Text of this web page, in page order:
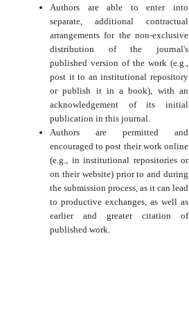
Authors are able to enter into
separate, additional contractual
arrangements for the non-exclusive
distribution of the journal's
published version of the work (e.g.,
post it to an institutional repository
or publish it in a book), with an
acknowledgement of its initial
publication in this journal.
Authors are permitted and
encouraged to post their work online
(e.g., in institutional repositories or
on their website) prior to and during
the submission process, as it can lead
to productive exchanges, as well as
earlier and greater citation of
published work.